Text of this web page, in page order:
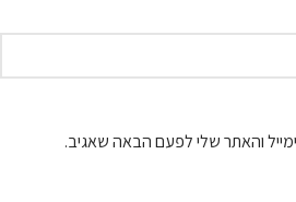
והאתר שלי לפעם הבאה שאגיב.